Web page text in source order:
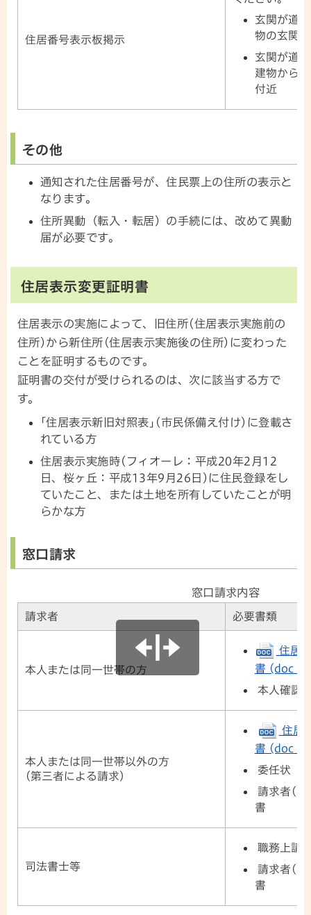
住居番号表示板掲示
玄関が道
物の玄関
玄関が道
建物から
付近
その他
通知された住居番号が、住民票上の住所の表示と
なります。
住所異動（転入・転居）の手続には、改めて異動
届が必要です。
住居表示変更証明書
住居表示の実施によって、旧住所(住居表示実施前の
住所)から新住所(住居表示実施後の住所)に変わった
ことを証明するものです。
証明書の交付が受けられるのは、次に該当する方で
す。
｢住居表示新旧対照表｣(市民係備え付け)に登載さ
れている方
住居表示実施時(フィオーレ：平成20年2月12
日、桜ヶ丘：平成13年9月26日)に住民登録をし
ていたこと、または土地を所有していたことが明
らかな方
窓口請求
窓口請求内容
請求者 必要書類
本人または同一世帯の方
住居
書 (doc
本人確認
本人または同一世帯以外の方
(第三者による請求)
住居
書 (doc
委任状
請求者(窓
書
司法書士等
職務上請
請求者(窓
書